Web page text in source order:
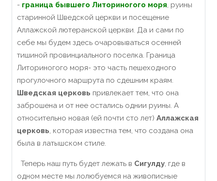
- граница бывшего Литориногого моря, руины
старинной Шведской церкви и посещение
Аллажской лютеранской церкви. Да и сами по
себе мы будем здесь очаровываться осенней
тишиной провинциального поселка. Граница
Литориногого моря- это часть пешеходного
прогулочного маршрута по сдешним краям.
Шведская церковь привлекает тем, что она
заброшена и от нее остались однии руины. А
относительно новая (ей почти сто лет) Аллажская
церковь, которая известна тем, что создана она
была в латышском стиле.
Теперь наш путь будет лежать в Сигулду, где в
одном месте мы лолюбуемся на живописные